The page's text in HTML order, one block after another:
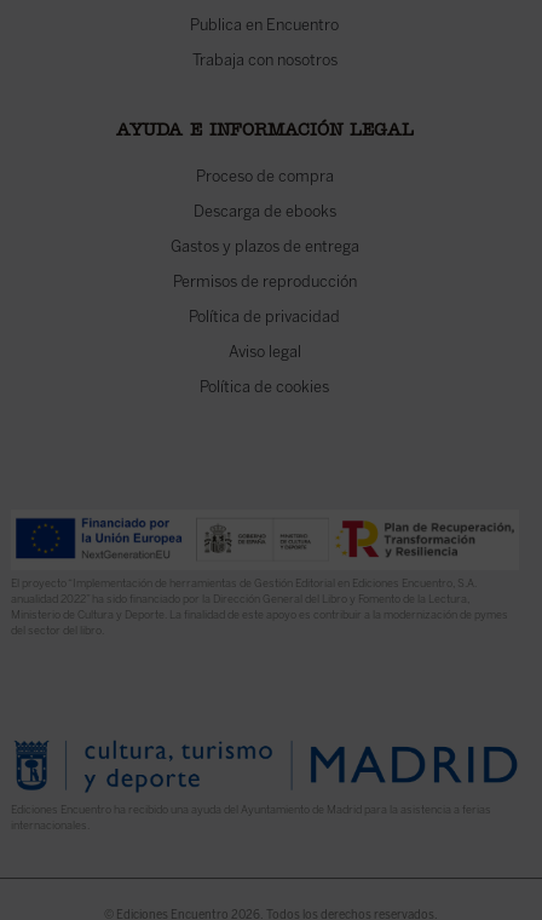
Publica en Encuentro
Trabaja con nosotros
AYUDA E INFORMACIÓN LEGAL
Proceso de compra
Descarga de ebooks
Gastos y plazos de entrega
Permisos de reproducción
Política de privacidad
Aviso legal
Política de cookies
El proyecto “Implementación de herramientas de Gestión Editorial en Ediciones Encuentro, S.A.
anualidad 2022” ha sido financiado por la Dirección General del Libro y Fomento de la Lectura,
Ministerio de Cultura y Deporte. La finalidad de este apoyo es contribuir a la modernización de pymes
del sector del libro.
Ediciones Encuentro ha recibido una ayuda del Ayuntamiento de Madrid para la asistencia a ferias
© Ediciones Encuentro 2026. Todos los derechos reservados.